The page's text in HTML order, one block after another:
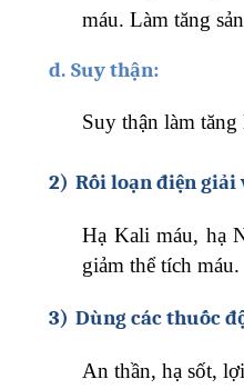
máu. Làm tăng
d. Suy thận:
Suy thận làm
2) Rối loạn điện giải
Hạ Kali máu, hạ
giảm thể tích máu.
3) Dùng các thuốc
An thần, hạ sốt,